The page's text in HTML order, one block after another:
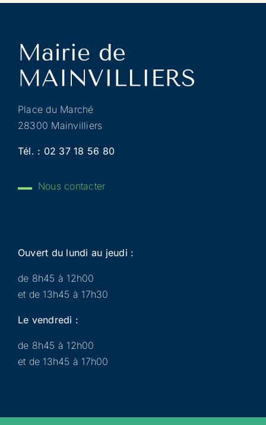
Place du Marché
28300 Mainvilliers
Tél. : 02 37 18 56 80
Nous contacter
Ouvert du lundi au jeudi :
de 8h45 à 12h00
et de 13h45 à 17h30
Le vendredi :
de 8h45 à 12h00
et de 13h45 à 17h00